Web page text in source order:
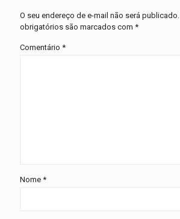
O seu endereço de e-mail não será publicado.
obrigatórios são marcados com *
Comentário *
Nome *